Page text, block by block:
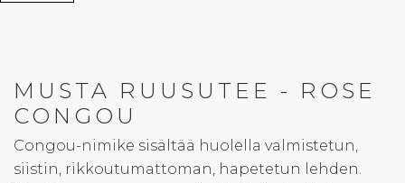
MUSTA RUUSUTEE - ROSE
CONGOU
Congou-nimike sisältää huolella valmistetun,
siistin, rikkoutumattoman, hapetetun lehden.